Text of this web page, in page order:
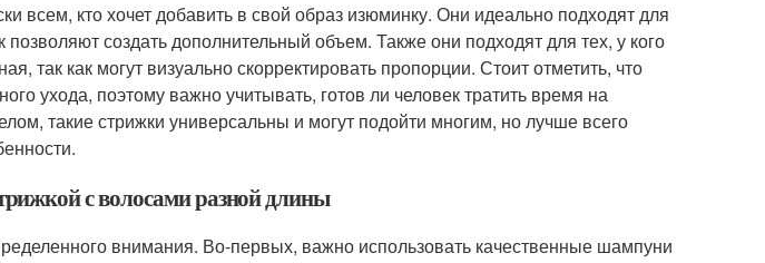
всем, кто хочет добавить в свой образ изюминку. Они идеально подходят для
создать дополнительный объем. Также они подходят для тех, у кого
так как могут визуально скорректировать пропорции. Стоит отметить, что
ухода, поэтому важно учитывать, готов ли человек тратить время на
такие стрижки универсальны и могут подойти многим, но лучше всего
с волосами разной длины
внимания. Во-первых, важно использовать качественные шампуни